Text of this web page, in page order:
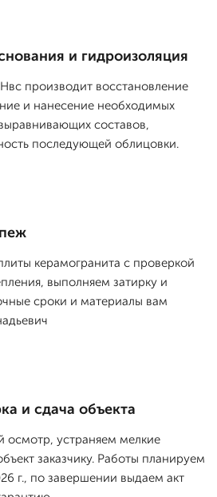
и гидроизоляция
производит восстановление
и нанесение необходимых
составов,
последующей облицовки.
керамогранита с проверкой
выполняем затирку и
сроки и материалы вам
и сдача объекта
устраняем мелкие
заказчику. Работы планируем
г., по завершении выдаем акт